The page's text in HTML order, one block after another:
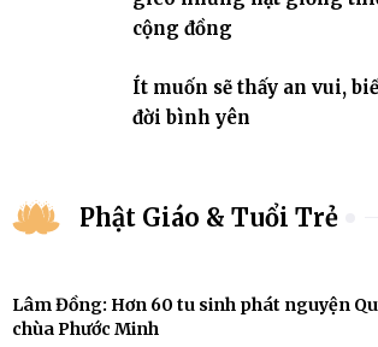
cộng đồng
Ít muốn sẽ thấy an vui,
đời bình yên
Phật Giáo & Tuổi Trẻ
Lâm Đồng: Hơn 60 tu sinh phát nguyện
chùa Phước Minh